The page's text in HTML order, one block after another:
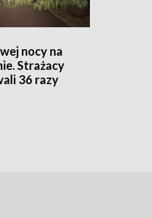
nocy na
Strażacy
36 razy